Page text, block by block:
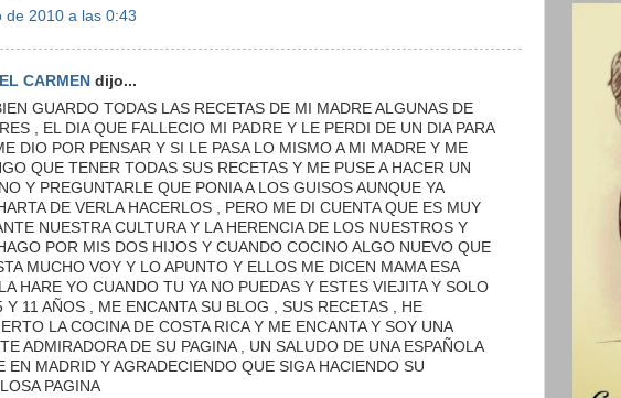
de 2010 a las 0:43
CARMEN dijo...
GUARDO TODAS LAS RECETAS DE MI MADRE ALGUNAS DE
, EL DIA QUE FALLECIO MI PADRE Y LE PERDI DE UN DIA PARA
DIO POR PENSAR Y SI LE PASA LO MISMO A MI MADRE Y ME
QUE TENER TODAS SUS RECETAS Y ME PUSE A HACER UN
Y PREGUNTARLE QUE PONIA A LOS GUISOS AUNQUE YA
DE VERLA HACERLOS , PERO ME DI CUENTA QUE ES MUY
NUESTRA CULTURA Y LA HERENCIA DE LOS NUESTROS Y
POR MIS DOS HIJOS Y CUANDO COCINO ALGO NUEVO QUE
MUCHO VOY Y LO APUNTO Y ELLOS ME DICEN MAMA ESA
HARE YO CUANDO TU YA NO PUEDAS Y ESTES VIEJITA Y SOLO
Y 11 AÑOS , ME ENCANTA SU BLOG , SUS RECETAS , HE
LA COCINA DE COSTA RICA Y ME ENCANTA Y SOY UNA
ADMIRADORA DE SU PAGINA , UN SALUDO DE UNA ESPAÑOLA
EN MADRID Y AGRADECIENDO QUE SIGA HACIENDO SU
PAGINA